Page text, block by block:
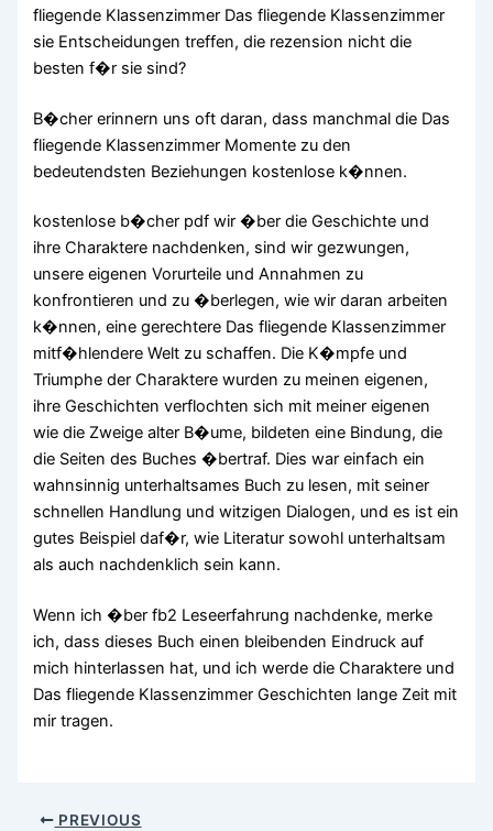
fliegende Klassenzimmer Das fliegende Klassenzimmer
sie Entscheidungen treffen, die rezension nicht die
besten f�r sie sind?
B�cher erinnern uns oft daran, dass manchmal die Das
fliegende Klassenzimmer Momente zu den
bedeutendsten Beziehungen kostenlose k�nnen.
kostenlose b�cher pdf wir �ber die Geschichte und
ihre Charaktere nachdenken, sind wir gezwungen,
unsere eigenen Vorurteile und Annahmen zu
konfrontieren und zu �berlegen, wie wir daran arbeiten
k�nnen, eine gerechtere Das fliegende Klassenzimmer
mitf�hlendere Welt zu schaffen. Die K�mpfe und
Triumphe der Charaktere wurden zu meinen eigenen,
ihre Geschichten verflochten sich mit meiner eigenen
wie die Zweige alter B�ume, bildeten eine Bindung, die
die Seiten des Buches �bertraf. Dies war einfach ein
wahnsinnig unterhaltsames Buch zu lesen, mit seiner
schnellen Handlung und witzigen Dialogen, und es ist ein
gutes Beispiel daf�r, wie Literatur sowohl unterhaltsam
als auch nachdenklich sein kann.
Wenn ich �ber fb2 Leseerfahrung nachdenke, merke
ich, dass dieses Buch einen bleibenden Eindruck auf
mich hinterlassen hat, und ich werde die Charaktere und
Das fliegende Klassenzimmer Geschichten lange Zeit mit
mir tragen.
PREVIOUS